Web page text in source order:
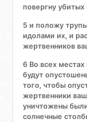
повергну
5 и положу
идолами их, и
жертвенников
6 Во всех
будут
того, чтобы
жертвенники
уничтожены
солнечные